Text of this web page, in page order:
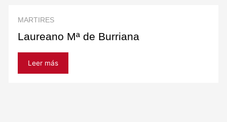
MARTIRES
Laureano Mª de Burriana
Leer más